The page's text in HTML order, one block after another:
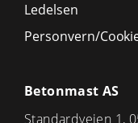
Ledelsen
Personvern/
Betonmast AS
Standardveien 1,